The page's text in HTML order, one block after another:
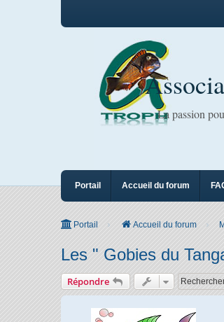
La passion
Portail Accueil du forum
Portail Accueil du forum
Les " Gobies du
Répondre